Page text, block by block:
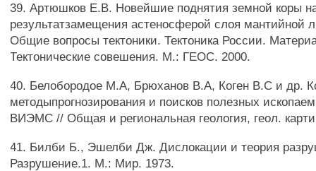
39. Артюшков Е.В. Новейшие поднятия земной коры на
результатзамещения астеносферой слоя мантийной
Общие вопросы тектоники. Тектоника России.
Тектонические совешения. М.: ГЕОС. 2000.
40. Белобородое М.А, Брюханов В.А, Коген В.С и др.
методыпрогнозирования и поисков полезных
ВИЭМС // Общая и региональная геология, геол.
41. Билби Б., Эшелби Дж. Дислокации и теория
Разрушение.1. М.: Мир. 1973.